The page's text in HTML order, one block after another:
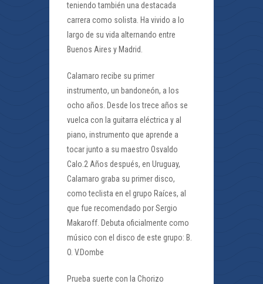
teniendo también una destacada
carrera como solista. Ha vivido a lo
largo de su vida alternando entre
Buenos Aires y Madrid.
Calamaro recibe su primer
instrumento, un bandoneón, a los
ocho años. Desde los trece años se
vuelca con la guitarra eléctrica y al
piano, instrumento que aprende a
tocar junto a su maestro Osvaldo
Calo.2 Años después, en Uruguay,
Calamaro graba su primer disco,
como teclista en el grupo Raíces, al
que fue recomendado por Sergio
Makaroff. Debuta oficialmente como
músico con el disco de este grupo: B.
O. V.Dombe
Prueba suerte con la Chorizo